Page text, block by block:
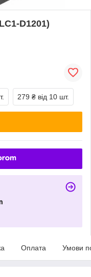
D1201)
279 ₴ від 10 шт.
Оплата Умови